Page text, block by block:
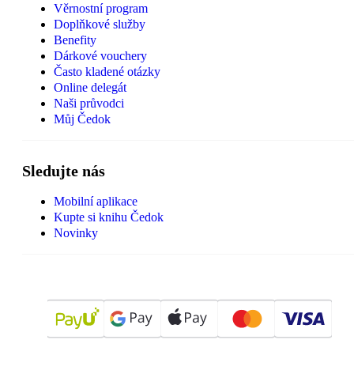
Věrnostní program
Doplňkové služby
Benefity
Dárkové vouchery
Často kladené otázky
Online delegát
Naši průvodci
Můj Čedok
Sledujte nás
Mobilní aplikace
Kupte si knihu Čedok
Novinky